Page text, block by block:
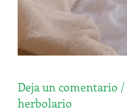
Deja un comentario
herbolario